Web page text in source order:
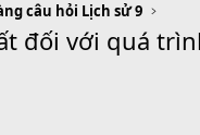
câu hỏi Lịch sử 9
đối với quá